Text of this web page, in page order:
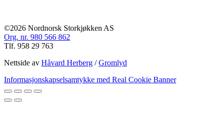
©2026 Nordnorsk Storkjøkken AS
Org. nr. 980 566 862
Tlf. 958 29 763
Nettside av Håvard Herberg /Gromlyd
Informasjonskapselsamtykke med Real Cookie Banner